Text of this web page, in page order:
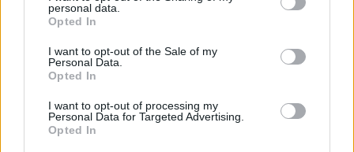
grant or deny consent to Google and its third-party tags to
use your data for below specified purposes in below Google
consent section.
personal data.
Opted In
I want to opt-out of the Sale of my
Personal Data.
Opted In
I want to opt-out of processing my
Personal Data for Targeted Advertising.
Opted In